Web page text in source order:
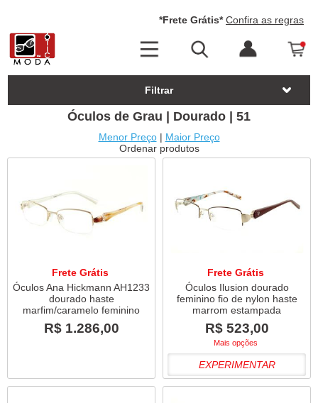
*Frete Grátis* Confira as regras
Filtrar
Óculos de Grau | Dourado | 51
Menor Preço| Maior Preço
Ordenar produtos
Frete Grátis
Óculos Ana Hickmann AH1233
dourado haste
marfim/caramelo feminino
R$ 1.286,00
Frete Grátis
Óculos Ilusion dourado
feminino fio de nylon haste
marrom estampada
R$ 523,00
Mais opções
EXPERIMENTAR